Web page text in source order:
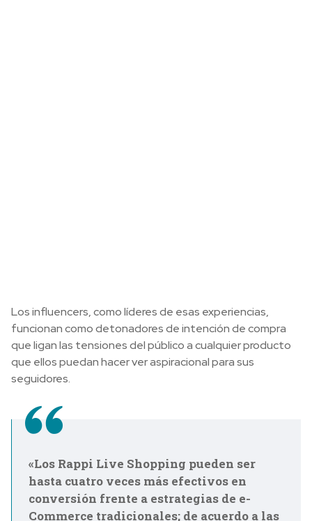
Los influencers, como líderes de esas experiencias,
funcionan como detonadores de intención de compra
que ligan las tensiones del público a cualquier producto
que ellos puedan hacer ver aspiracional para sus
seguidores.
«Los Rappi Live Shopping pueden ser
hasta cuatro veces más efectivos en
conversión frente a estrategias de e-
Commerce tradicionales; de acuerdo a las